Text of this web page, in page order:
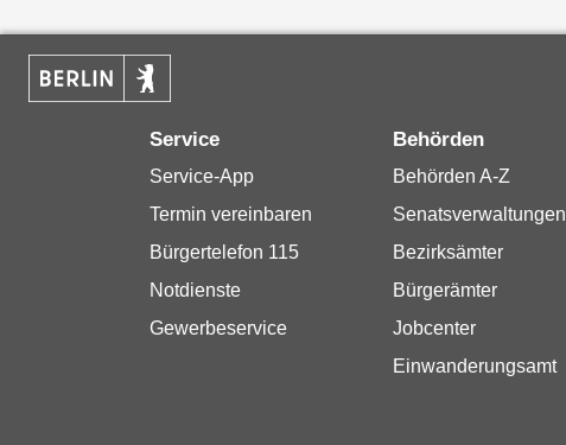
Service
Service-App
Termin vereinbaren
Bürgertelefon 115
Notdienste
Gewerbeservice
Behörden
Behörden A-Z
Senatsverwaltungen
Bezirksämter
Bürgerämter
Jobcenter
Einwanderungsamt